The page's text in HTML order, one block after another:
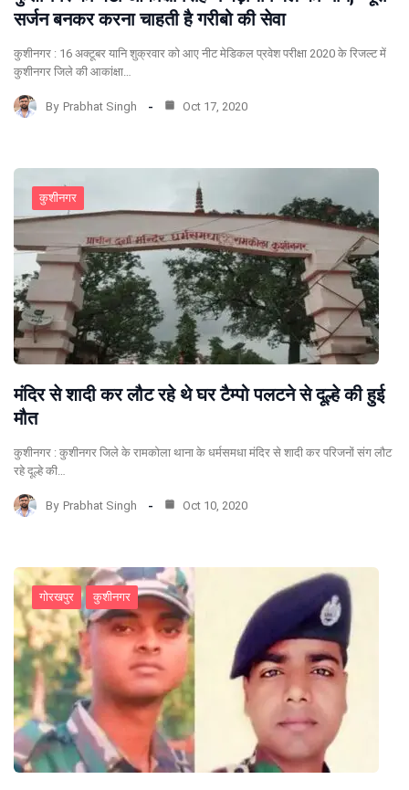
सर्जन बनकर करना चाहती है गरीबो की सेवा
कुशीनगर : 16 अक्टूबर यानि शुक्रवार को आए नीट मेडिकल प्रवेश परीक्षा 2020 के रिजल्ट में
कुशीनगर जिले की आकांक्षा…
By Prabhat Singh Oct 17, 2020
कुशीनगर
मंदिर से शादी कर लौट रहे थे घर टैम्पो पलटने से दूल्हे की हुई
मौत
कुशीनगर : कुशीनगर जिले के रामकोला थाना के धर्मसमधा मंदिर से शादी कर परिजनों संग लौट
रहे दूल्हे की…
By Prabhat Singh Oct 10, 2020
गोरखपुर कुशीनगर